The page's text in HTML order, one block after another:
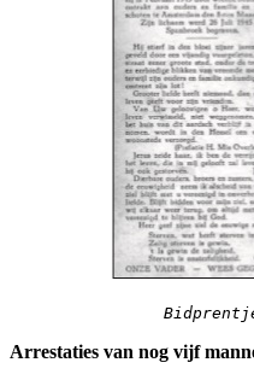
Arrestaties van nog vijf